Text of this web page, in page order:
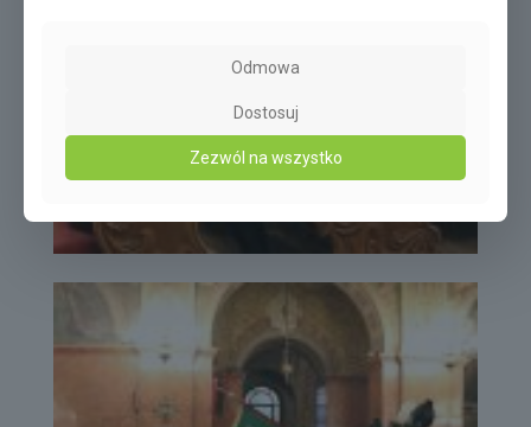
Odmowa
Dostosuj
Zezwól na wszystko